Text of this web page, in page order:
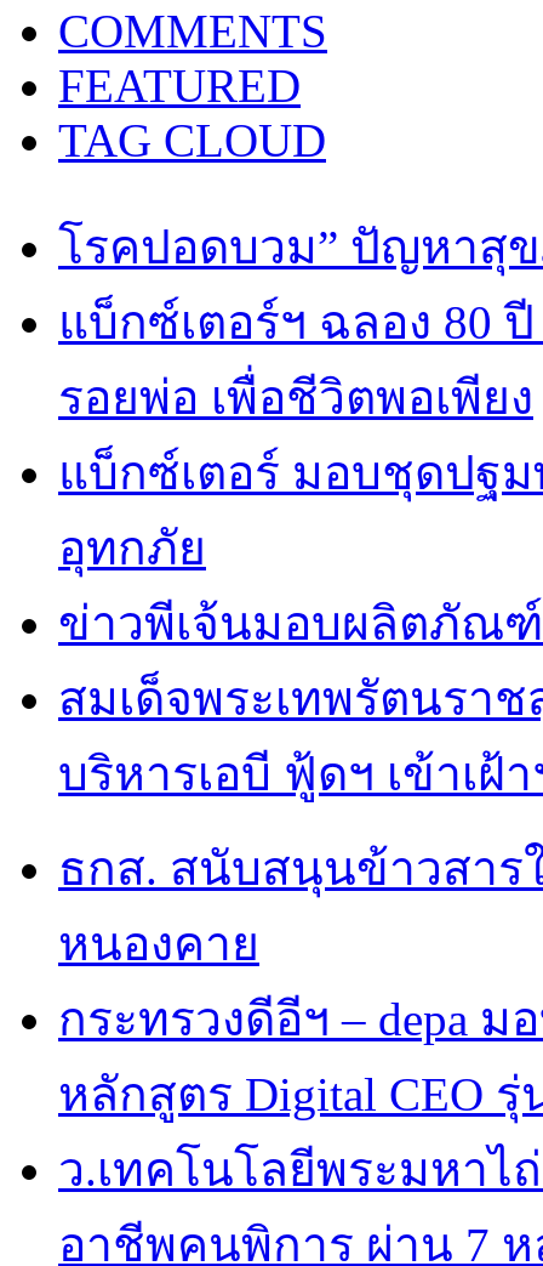
COMMENTS
FEATURED
TAG CLOUD
โรคปอดบวม” ปัญหาสุ
แบ็กซ์เตอร์ฯ ฉลอง 80
รอยพ่อ เพื่อชีวิตพอเพียง
แบ็กซ์เตอร์ มอบชุดปฐ
อุทกภัย
ข่าวพีเจ้นมอบผลิตภัณ
สมเด็จพระเทพรัตนรา
บริหารเอบี ฟู้ดฯ เข้าเฝ้
ธกส. สนับสนุนข้าวสาร
หนองคาย
กระทรวงดีอีฯ – depa
หลักสูตร Digital CEO รุ่
ว.เทคโนโลยีพระมหาไ
อาชีพคนพิการ ผ่าน 7